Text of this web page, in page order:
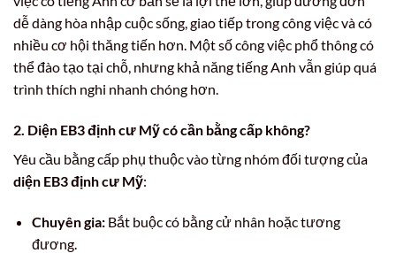
dễ dàng hòa nhập cuộc sống, giao tiếp trong công việc và có
nhiều cơ hội thăng tiến hơn. Một số công việc phổ thông có
thể đào tạo tại chỗ, nhưng khả năng tiếng Anh vẫn giúp quá
trình thích nghi nhanh chóng hơn.
2. Diện EB3 định cư Mỹ có cần bằng cấp không?
Yêu cầu bằng cấp phụ thuộc vào từng nhóm đối tượng của
diện EB3 định cư Mỹ:
Chuyên gia:Bắt buộc có bằng cử nhân hoặc tương
đương.